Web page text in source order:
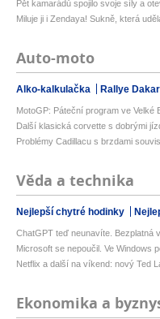
Pět kamarádů spojilo svoje síly a
Miluje ji i Zendaya! Sukně, která
Auto-moto
Alko-kalkulačka Rallye
MotoGP: Páteční program ve Velké
Další klasická corvette s dobrými
Problémy Cadillacu s brzdami
Věda a technika
Nejlepší chytré hodinky
ChatGPT teď neunavíte. Bezplatná
Microsoft se nepoučil. Ve Windows
Netflix a další na víkend: nový Ted
Ekonomika a